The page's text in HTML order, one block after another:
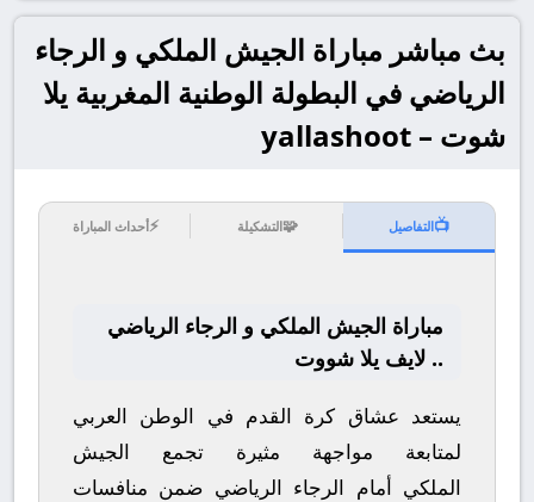
بث مباشر مباراة الجيش الملكي و الرجاء
الرياضي في البطولة الوطنية المغربية يلا
شوت – yallashoot
📺التفاصيل 🧩التشكيلة ⚡أحداث المباراة
مباراة الجيش الملكي و الرجاء الرياضي
.. لايف يلا شووت
يستعد عشاق كرة القدم في الوطن العربي
لمتابعة مواجهة مثيرة تجمع الجيش
الملكي أمام الرجاء الرياضي ضمن منافسات